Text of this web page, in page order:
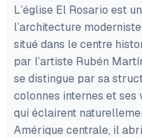
L’église El Rosario est
l’architecture
situé dans le centre
par l’artiste Rubén
se distingue par sa
colonnes internes et
qui éclairent
Amérique centrale, il